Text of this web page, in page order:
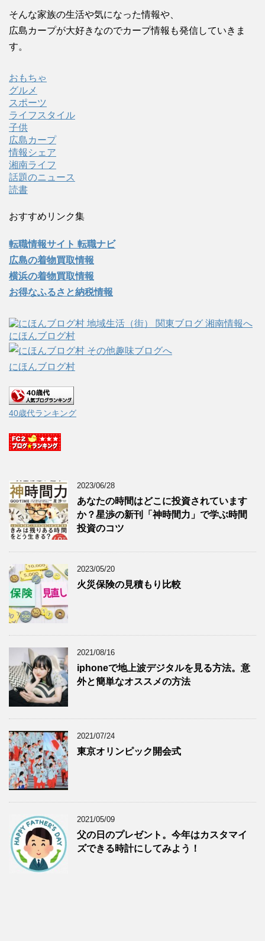
そんな家族の生活や気になった情報や、
広島カープが大好きなのでカープ情報も発信していきま
す。
おもちゃ
グルメ
スポーツ
ライフスタイル
子供
広島カープ
情報シェア
湘南ライフ
話題のニュース
読書
おすすめリンク集
転職情報サイト 転職ナビ
広島の着物買取情報
横浜の着物買取情報
お得なふるさと納税情報
にほんブログ村
にほんブログ村
40歳代ランキング
2023/06/28
あなたの時間はどこに投資されています
か？星渉の新刊「神時間力」で学ぶ時間
投資のコツ
2023/05/20
火災保険の見積もり比較
2021/08/16
iphoneで地上波デジタルを見る方法。意
外と簡単なオススメの方法
2021/07/24
東京オリンピック開会式
2021/05/09
父の日のプレゼント。今年はカスタマイ
ズできる時計にしてみよう！